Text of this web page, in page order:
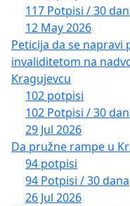
117 Potpisi / 30
12 May 2026
Peticija da se napravi
invaliditetom na
Kragujevcu
102 potpisi
102 Potpisi / 30
29 Jul 2026
Da pružne rampe u
94 potpisi
94 Potpisi / 30 dana
26 Jul 2026